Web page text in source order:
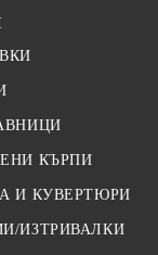
КЪРПИ
И КУВЕРТЮРИ
ИЗТРИВАЛКИ